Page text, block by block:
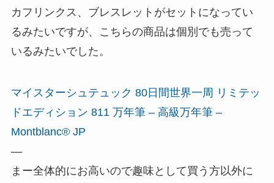
カフリンクス、ブレスレットがセットになってい
るみたいですが、こちらの商品は個別でも売って
いるみたいでした。
マイスターシュテュック 80日間世界一周 リミテッ
ドエディション 811 万年筆 – 高級万年筆 –
Montblanc® JP
—
まー全体的にお高いので趣味として買う方以外に